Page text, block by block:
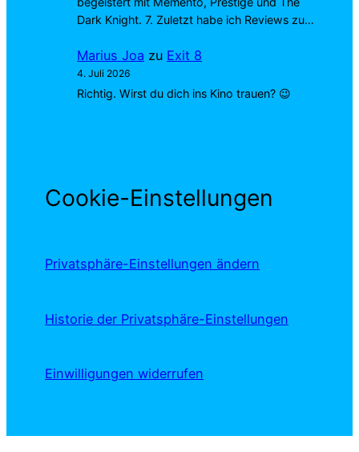
Dark Knight. 7. Zuletzt habe ich Reviews zu…
Marius Joa zu Exit 8
4. Juli 2026
Richtig. Wirst du dich ins Kino trauen? 😉
Cookie-Einstellungen
Privatsphäre-Einstellungen ändern
Historie der Privatsphäre-Einstellungen
Einwilligungen widerrufen